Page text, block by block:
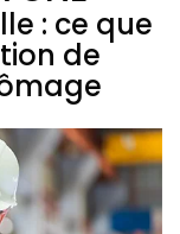
: ce que
de